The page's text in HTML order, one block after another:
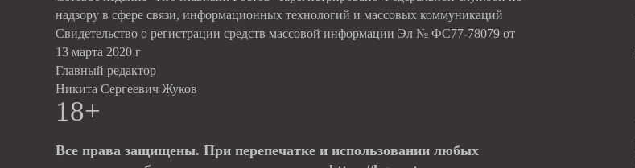
надзору в сфере связи, информационных технологий и массовых коммуникаций
Свидетельство о регистрации средств массовой информации Эл № ФС77-78079 от
13 марта 2020 г
Главный редактор
Никита Сергеевич Жуков
18+
Все права защищены. При перепечатке и использовании любых